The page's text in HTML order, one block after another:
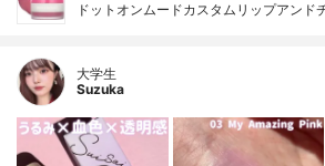
ドットオンムードカスタムリップアンド
大学生
Suzuka